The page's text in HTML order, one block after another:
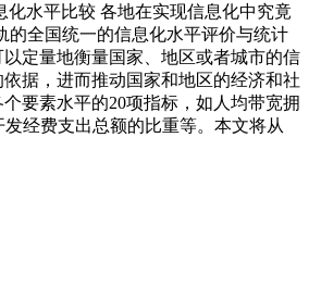
水平比较 各地在实现信息化中究竟
的全国统一的信息化水平评价与统计
定量地衡量国家、地区或者城市的信
据，进而推动国家和地区的经济和社
要素水平的20项指标，如人均带宽拥
经费支出总额的比重等。本文将从